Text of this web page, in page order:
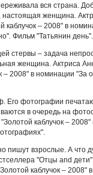
вся страна.
женщина.
каблучок – 2008" в
Фильм "Татьянин день".
стервы – задача
женщина. Актриса
– 2008" в номинации "За
Его фотографии
в очередь на
каблучок –
пишут взрослые. А что
"Отцы and
каблучок – 2008"